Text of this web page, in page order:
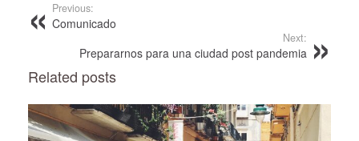
Previous:
Comunicado
Next:
Prepararnos para una ciudad post pandemia
Related posts